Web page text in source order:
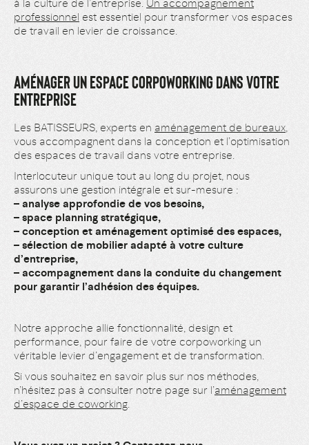
à la culture de l’entreprise. Un accompagnement
professionnel est essentiel pour transformer vos espaces
de travail en levier de croissance.
AMÉNAGER UN ESPACE CORPOWORKING DANS VOTRE
ENTREPRISE
Les BATISSEURS, experts en aménagement de bureaux,
vous accompagnent dans la conception et l’optimisation
des espaces de travail dans votre entreprise.
Interlocuteur unique tout au long du projet, nous
assurons une gestion intégrale et sur-mesure :
– analyse approfondie de vos besoins,
– space planning stratégique,
– conception et aménagement optimisé des espaces,
– sélection de mobilier adapté à votre culture
d’entreprise,
– accompagnement dans la conduite du changement
pour garantir l’adhésion des équipes.
Notre approche allie fonctionnalité, design et
performance, pour faire de votre corpoworking un
véritable levier d’engagement et de transformation.
Si vous souhaitez en savoir plus sur nos méthodes,
n’hésitez pas à consulter notre page sur l’aménagement
d’espace de coworking.